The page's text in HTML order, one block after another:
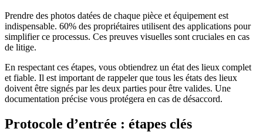
Prendre des photos datées de chaque pièce et équipement est
indispensable. 60% des propriétaires utilisent des applications pour
simplifier ce processus. Ces preuves visuelles sont cruciales en cas
de litige.
En respectant ces étapes, vous obtiendrez un état des lieux complet
et fiable. Il est important de rappeler que tous les états des lieux
doivent être signés par les deux parties pour être valides. Une
documentation précise vous protégera en cas de désaccord.
Protocole d’entrée : étapes clés